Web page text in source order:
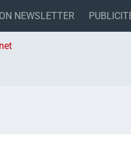
NEWSLETTER